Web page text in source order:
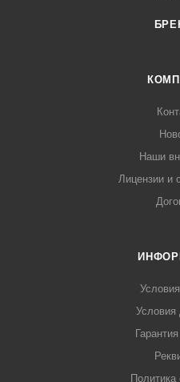
Наши
Лицензии и
Условия
Политика